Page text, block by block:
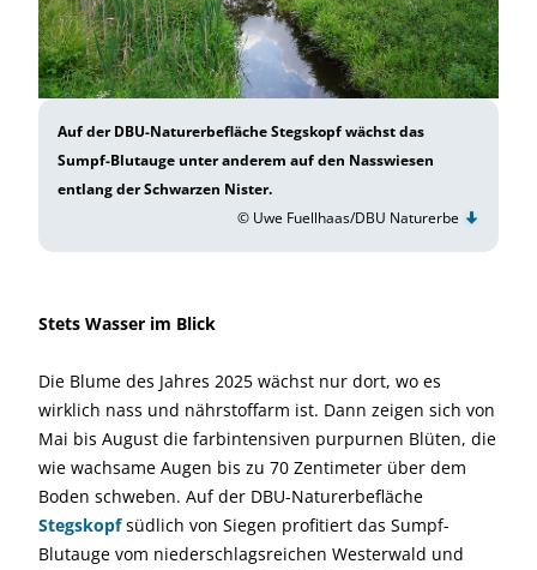
Auf der DBU-Naturerbefläche Stegskopf wächst das
Sumpf-Blutauge unter anderem auf den Nasswiesen
entlang der Schwarzen Nister.
© Uwe Fuellhaas/DBU Naturerbe
Stets Wasser im Blick
Die Blume des Jahres 2025 wächst nur dort, wo es
wirklich nass und nährstoffarm ist. Dann zeigen sich von
Mai bis August die farbintensiven purpurnen Blüten, die
wie wachsame Augen bis zu 70 Zentimeter über dem
Boden schweben. Auf der DBU-Naturerbefläche
Stegskopfsüdlich von Siegen profitiert das Sumpf-
Blutauge vom niederschlagsreichen Westerwald und